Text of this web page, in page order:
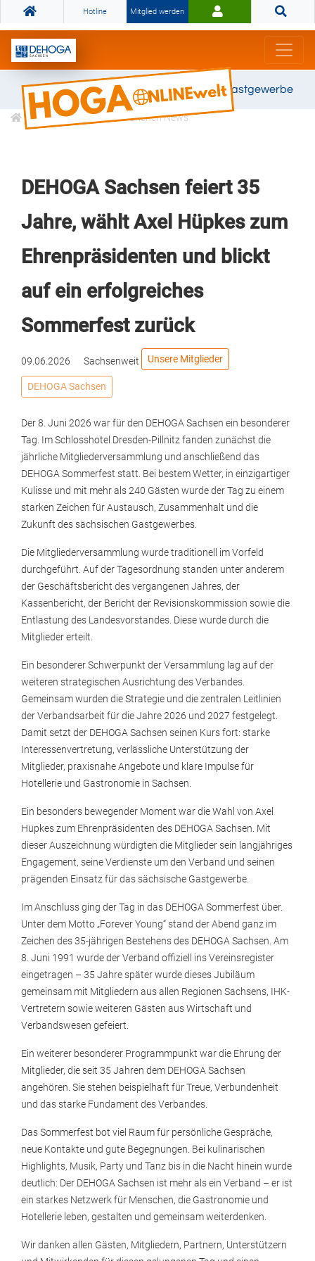
Hotline Mitglied werden
Gemeinsam stark für das Gastgewerbe
Informationen Branchen News
DEHOGA Sachsen feiert 35
Jahre, wählt Axel Hüpkes zum
Ehrenpräsidenten und blickt
auf ein erfolgreiches
Sommerfest zurück
09.06.2026 Sachsenweit Unsere Mitglieder
DEHOGA Sachsen
Der 8. Juni 2026 war für den DEHOGA Sachsen ein besonderer
Tag. Im Schlosshotel Dresden-Pillnitz fanden zunächst die
jährliche Mitgliederversammlung und anschließend das
DEHOGA Sommerfest statt. Bei bestem Wetter, in einzigartiger
Kulisse und mit mehr als 240 Gästen wurde der Tag zu einem
starken Zeichen für Austausch, Zusammenhalt und die
Zukunft des sächsischen Gastgewerbes.
Die Mitgliederversammlung wurde traditionell im Vorfeld
durchgeführt. Auf der Tagesordnung standen unter anderem
der Geschäftsbericht des vergangenen Jahres, der
Kassenbericht, der Bericht der Revisionskommission sowie die
Entlastung des Landesvorstandes. Diese wurde durch die
Mitglieder erteilt.
Ein besonderer Schwerpunkt der Versammlung lag auf der
weiteren strategischen Ausrichtung des Verbandes.
Gemeinsam wurden die Strategie und die zentralen Leitlinien
der Verbandsarbeit für die Jahre 2026 und 2027 festgelegt.
Damit setzt der DEHOGA Sachsen seinen Kurs fort: starke
Interessenvertretung, verlässliche Unterstützung der
Mitglieder, praxisnahe Angebote und klare Impulse für
Hotellerie und Gastronomie in Sachsen.
Ein besonders bewegender Moment war die Wahl von Axel
Hüpkes zum Ehrenpräsidenten des DEHOGA Sachsen. Mit
dieser Auszeichnung würdigten die Mitglieder sein langjähriges
Engagement, seine Verdienste um den Verband und seinen
prägenden Einsatz für das sächsische Gastgewerbe.
Im Anschluss ging der Tag in das DEHOGA Sommerfest über.
Unter dem Motto „Forever Young“ stand der Abend ganz im
Zeichen des 35-jährigen Bestehens des DEHOGA Sachsen. Am
8. Juni 1991 wurde der Verband offiziell ins Vereinsregister
eingetragen – 35 Jahre später wurde dieses Jubiläum
gemeinsam mit Mitgliedern aus allen Regionen Sachsens, IHK-
Vertretern sowie weiteren Gästen aus Wirtschaft und
Verbandswesen gefeiert.
Ein weiterer besonderer Programmpunkt war die Ehrung der
Mitglieder, die seit 35 Jahren dem DEHOGA Sachsen
angehören. Sie stehen beispielhaft für Treue, Verbundenheit
und das starke Fundament des Verbandes.
Das Sommerfest bot viel Raum für persönliche Gespräche,
neue Kontakte und gute Begegnungen. Bei kulinarischen
Highlights, Musik, Party und Tanz bis in die Nacht hinein wurde
deutlich: Der DEHOGA Sachsen ist mehr als ein Verband – er ist
ein starkes Netzwerk für Menschen, die Gastronomie und
Hotellerie leben, gestalten und gemeinsam weiterdenken.
Wir danken allen Gästen, Mitgliedern, Partnern, Unterstützern